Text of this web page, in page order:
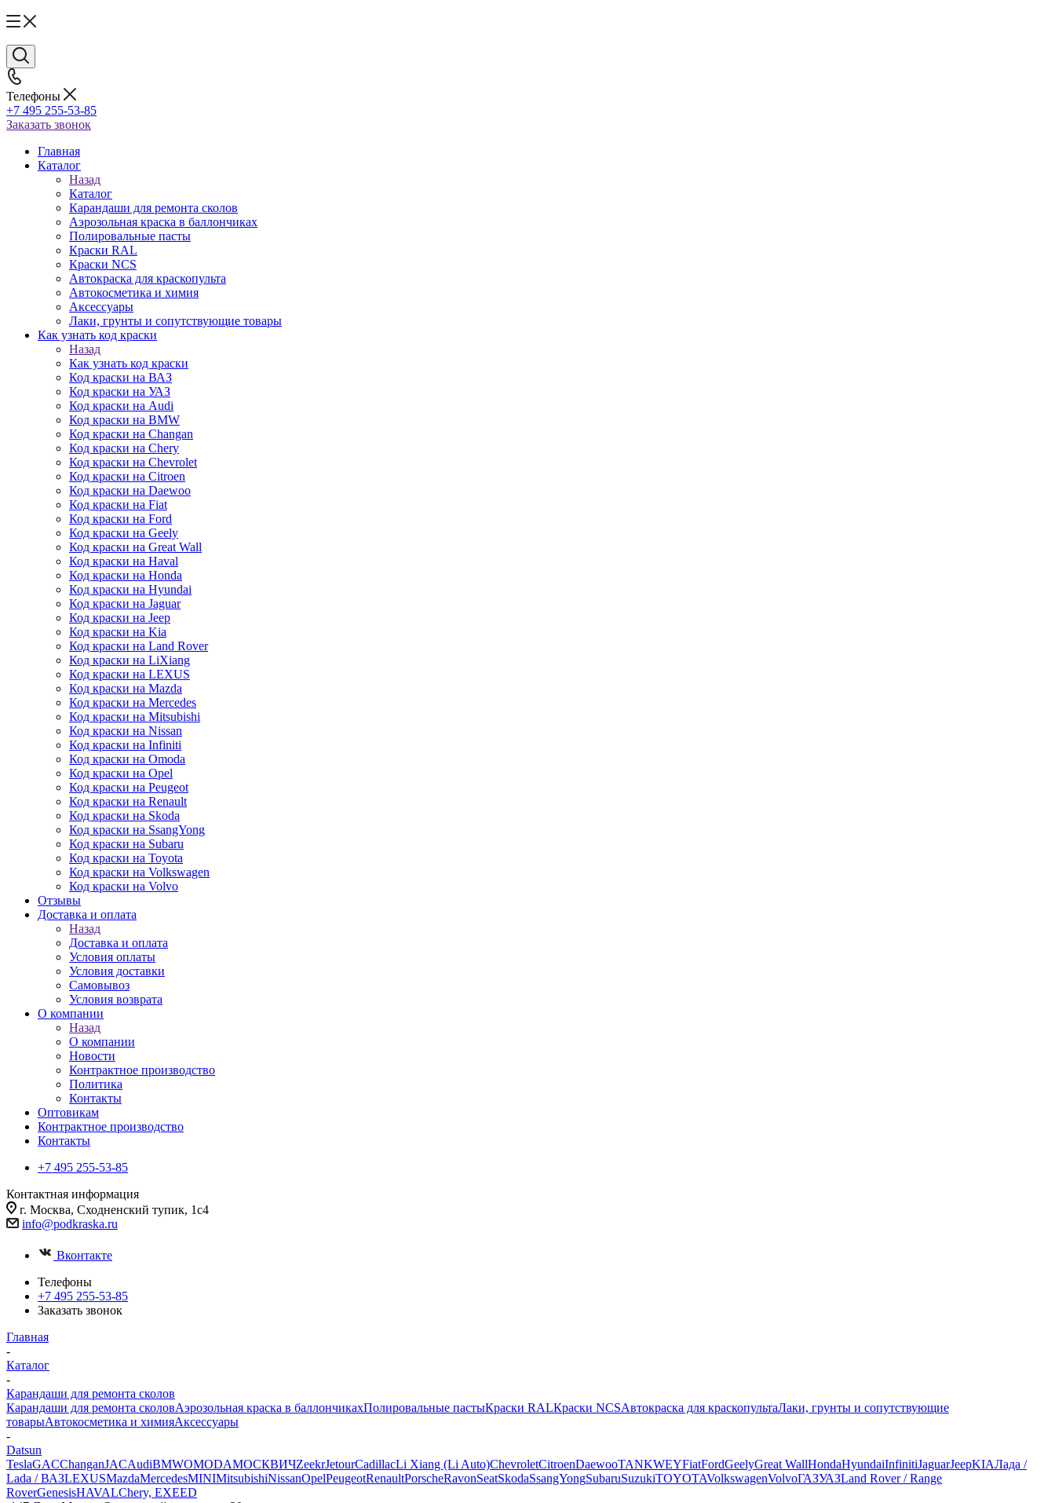
Телефоны
+7 495 255-53-85
Заказать звонок
Главная
Каталог
Назад
Каталог
Карандаши для ремонта сколов
Аэрозольная краска в баллончиках
Полировальные пасты
Краски RAL
Краски NCS
Автокраска для краскопульта
Автокосметика и химия
Аксессуары
Лаки, грунты и сопутствующие товары
Как узнать код краски
Назад
Как узнать код краски
Код краски на ВАЗ
Код краски на УАЗ
Код краски на Audi
Код краски на BMW
Код краски на Changan
Код краски на Chery
Код краски на Chevrolet
Код краски на Citroen
Код краски на Daewoo
Код краски на Fiat
Код краски на Ford
Код краски на Geely
Код краски на Great Wall
Код краски на Haval
Код краски на Honda
Код краски на Hyundai
Код краски на Jaguar
Код краски на Jeep
Код краски на Kia
Код краски на Land Rover
Код краски на LiXiang
Код краски на LEXUS
Код краски на Mazda
Код краски на Mercedes
Код краски на Mitsubishi
Код краски на Nissan
Код краски на Infiniti
Код краски на Omoda
Код краски на Opel
Код краски на Peugeot
Код краски на Renault
Код краски на Skoda
Код краски на SsangYong
Код краски на Subaru
Код краски на Toyota
Код краски на Volkswagen
Код краски на Volvo
Отзывы
Доставка и оплата
Назад
Доставка и оплата
Условия оплаты
Условия доставки
Самовывоз
Условия возврата
О компании
Назад
О компании
Новости
Контрактное производство
Политика
Контакты
Оптовикам
Контрактное производство
Контакты
+7 495 255-53-85
Контактная информация
г. Москва, Сходненский тупик, 1с4
info@podkraska.ru
Вконтакте
Телефоны
+7 495 255-53-85
Заказать звонок
Главная
-
Каталог
-
Карандаши для ремонта сколов
Карандаши для ремонта сколовАэрозольная краска в баллончикахПолировальные пастыКраски RALКраски NCSАвтокраска для краскопультаЛаки, грунты и сопутствующие
товарыАвтокосметика и химияАксессуары
-
Datsun
TeslaGACChanganJACAudiBMWOMODAМОСКВИЧZeekrJetourCadillacLi Xiang (Li Auto)ChevroletCitroenDaewooTANKWEYFiatFordGeelyGreat WallHondaHyundaiInfinitiJaguarJeepKIAЛада /
Lada / ВАЗLEXUSMazdaMercedesMINIMitsubishiNissanOpelPeugeotRenaultPorscheRavonSeatSkodaSsangYongSubaruSuzukiTOYOTAVolkswagenVolvoГАЗУАЗLand Rover / Range
RoverGenesisHAVALChery, EXEED